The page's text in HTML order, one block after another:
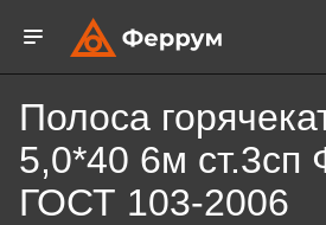
Полоса
5,0*40 6м ст.3сп
ГОСТ 103-2006